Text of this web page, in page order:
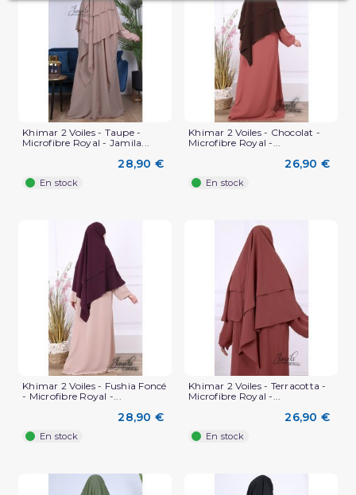
Khimar 2 Voiles - Taupe -
Microfibre Royal - Jamila...
28,90 €
En stock
Khimar 2 Voiles - Chocolat -
Microfibre Royal -...
26,90 €
En stock
Khimar 2 Voiles - Fushia Foncé
- Microfibre Royal -...
28,90 €
En stock
Khimar 2 Voiles - Terracotta -
Microfibre Royal -...
26,90 €
En stock